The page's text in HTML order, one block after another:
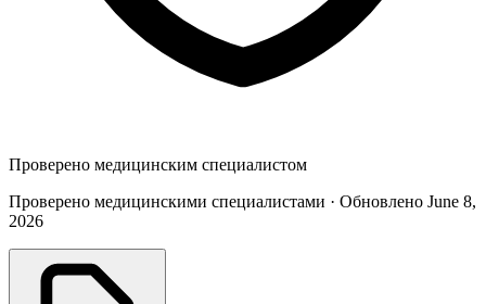
Проверено медицинским специалистом
Проверено медицинскими специалистами · Обновлено June 8,
2026